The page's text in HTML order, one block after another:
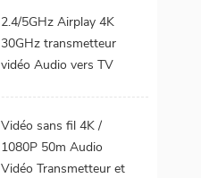
Android 9.0 16GB
32GB WiFi Home
cinéma
2.4/5GHz Airplay 4K
30GHz transmetteur
vidéo Audio vers TV
émetteur et récepteur
HDMI sans fil
Vidéo sans fil 4K /
1080P 50m Audio
Vidéo Transmetteur et